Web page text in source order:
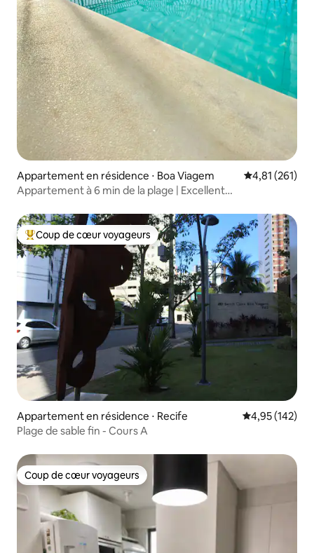
Appartement en résidence ⋅ Boa Viagem Évaluation
4,81 (261)
Appartement à 6 min de la plage | Excellent
Coups de cœur voyageurs les plus appréciés
Coup de cœur voyageurs
Appartement en résidence ⋅ Recife Évaluation
4,95 (142)
Plage de sable fin - Cours A
Coup de cœur voyageurs
Coup de cœur voyageurs